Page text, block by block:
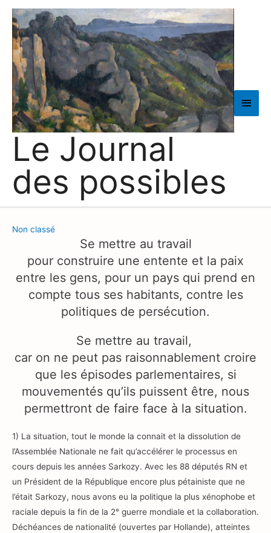
Le Journal
des possibles
Non classé
Se mettre au travail
pour construire une entente et la paix
entre les gens, pour un pays qui prend en
compte tous ses habitants, contre les
politiques de persécution.
Se mettre au travail,
car on ne peut pas raisonnablement croire
que les épisodes parlementaires, si
mouvementés qu’ils puissent être, nous
permettront de faire face à la situation.
1) La situation, tout le monde la connait et la dissolution de
l’Assemblée Nationale ne fait qu’accélérer le processus en
cours depuis les années Sarkozy. Avec les 88 députés RN et
un Président de la République encore plus pétainiste que ne
l’était Sarkozy, nous avons eu la politique la plus xénophobe et
raciale depuis la fin de la 2° guerre mondiale et la collaboration.
Déchéances de nationalité (ouvertes par Hollande), atteintes